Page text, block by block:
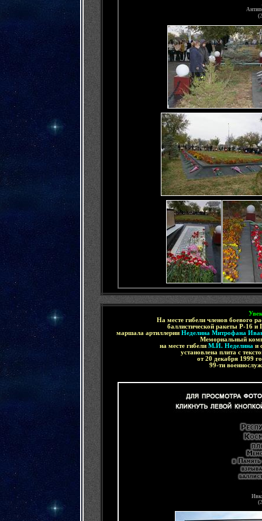
(
На месте гибели членов боевого
баллистической ракеты Р-16 и
маршала артиллерии Неделина Митрофана
Мемориальный
на месте гибели М.И. Неделина и
установлена плита с
от 20 декабря 1999
99-ти
(